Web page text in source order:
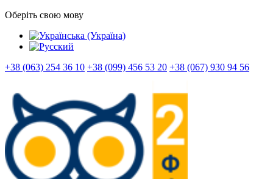
Оберіть свою мову
+38 (063) 254 36 10 +38 (099) 456 53 20 +38 (067) 930 94 56